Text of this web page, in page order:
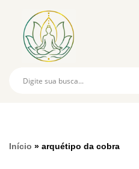
Início » arquétipo da cobra